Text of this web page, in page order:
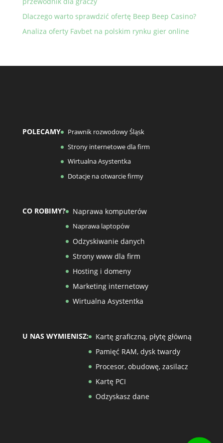
Dlaczego warto sprawdzić ofertę Beep Beep Casino?
Analiza oferty Favbet na polskim rynku gier online
POLECAMY
Prawnik rozwodowy Śląsk
Strony internetowe dla firm
Wirtualna Asystentka
Dotacje na otwarcie firmy
CO ROBIMY? Naprawa komputerów
Naprawa laptopów
Odzyskiwanie danych
Strony www dla firm
Hosting i domeny
Marketing internetowy
Wirtualna Asystentka
U NAS WYMIENISZ:
Kartę graficzną, płytę główną
Pamięć RAM, dysk twardy
Procesor, obudowę, zasilacz
Kartę PCI
Odzyskasz dane